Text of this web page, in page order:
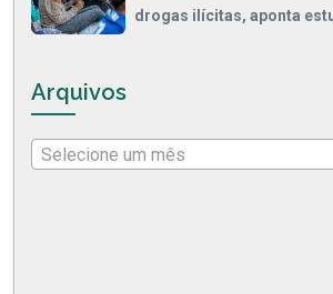
drogas ilícitas, aponta
Arquivos
Selecione um mês